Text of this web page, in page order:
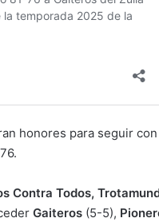
honores para seguir
Contra Todos,
Gaiteros (5-5),